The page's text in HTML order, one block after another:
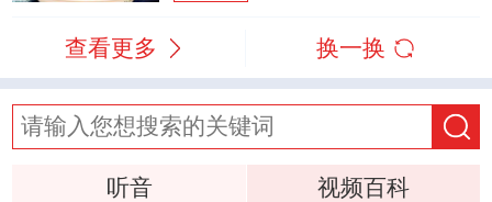
查看更多 换一换
听音
视频百科